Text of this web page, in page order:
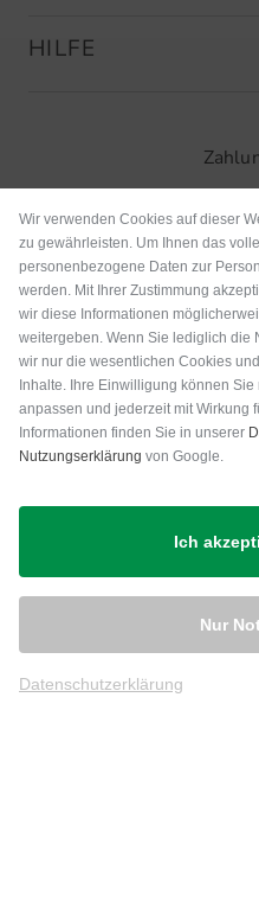
HILFE
Wir verwenden Cookies auf dieser
zu gewährleisten. Um Ihnen das
personenbezogene Daten zur
werden. Mit Ihrer Zustimmung
wir diese Informationen
weitergeben. Wenn Sie lediglich die
wir nur die wesentlichen Cookies
Inhalte. Ihre Einwilligung können
anpassen und jederzeit mit Wirkung
Informationen finden Sie in unserer
Nutzungserklärung von Google.
Ich
Nur
Datenschutzerklärung